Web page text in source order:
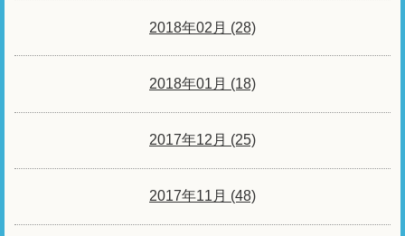
2018年02月 (28)
2018年01月 (18)
2017年12月 (25)
2017年11月 (48)